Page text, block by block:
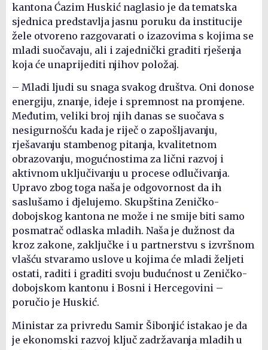
kantona Ćazim Huskić naglasio je da tematska
sjednica predstavlja jasnu poruku da institucije
žele otvoreno razgovarati o izazovima s kojima se
mladi suočavaju, ali i zajednički graditi rješenja
koja će unaprijediti njihov položaj.
– Mladi ljudi su snaga svakog društva. Oni donose
energiju, znanje, ideje i spremnost na promjene.
Međutim, veliki broj njih danas se suočava s
nesigurnošću kada je riječ o zapošljavanju,
rješavanju stambenog pitanja, kvalitetnom
obrazovanju, mogućnostima za lični razvoj i
aktivnom uključivanju u procese odlučivanja.
Upravo zbog toga naša je odgovornost da ih
saslušamo i djelujemo. Skupština Zeničko-
dobojskog kantona ne može i ne smije biti samo
posmatrač odlaska mladih. Naša je dužnost da
kroz zakone, zaključke i u partnerstvu s izvršnom
vlašću stvaramo uslove u kojima će mladi željeti
ostati, raditi i graditi svoju budućnost u Zeničko-
dobojskom kantonu i Bosni i Hercegovini –
poručio je Huskić.
Ministar za privredu Samir Šibonjić istakao je da
je ekonomski razvoj ključ zadržavanja mladih u